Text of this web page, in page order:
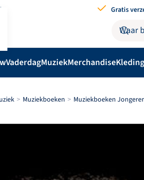
Gratis
VaderdagMuziekMerchandise
Muziekboeken Muziekboeken